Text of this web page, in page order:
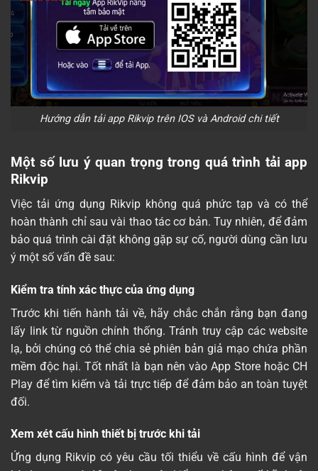
Hướng dẫn tải app Rikvip trên IOS và Android chi tiết
Một số lưu ý quan trọng trong quá trình tải app
Rikvip
Việc tải ứng dụng Rikvip không quá phức tạp và có thể
hoàn thành chỉ sau vài thao tác cơ bản. Tuy nhiên, để đảm
bảo quá trình cài đặt không gặp sự cố, người dùng cần lưu
ý một số vấn đề sau:
Kiểm tra tính xác thực của ứng dụng
Trước khi tiến hành tải về, hãy chắc chắn rằng bạn đang
lấy link từ nguồn chính thống. Tránh truy cập các website
lạ, bởi chúng có thể chia sẻ phiên bản giả mạo chứa phần
mềm độc hại. Tốt nhất là bạn nên vào App Store hoặc CH
Play để tìm kiếm và tải trực tiếp để đảm bảo an toàn tuyệt
đối.
Xem xét cấu hình thiết bị trước khi tải
Ứng dụng Rikvip có yêu cầu tối thiểu về cấu hình để vận